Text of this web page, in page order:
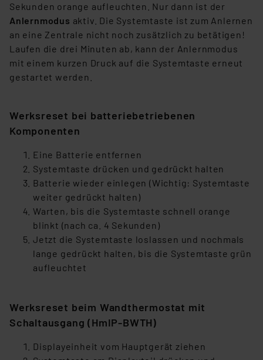
Sekunden orange aufleuchten. Nur dann ist der
Anlernmodus aktiv. Die Systemtaste ist zum Anlernen
an eine Zentrale nicht noch zusätzlich zu betätigen!
Laufen die drei Minuten ab, kann der Anlernmodus
mit einem kurzen Druck auf die Systemtaste erneut
gestartet werden.
Werksreset bei batteriebetriebenen
Komponenten
Eine Batterie entfernen
Systemtaste drücken und gedrückt halten
Batterie wieder einlegen (Wichtig: Systemtaste
weiter gedrückt halten)
Warten, bis die Systemtaste schnell orange
blinkt (nach ca. 4 Sekunden)
Jetzt die Systemtaste loslassen und nochmals
lange gedrückt halten, bis die Systemtaste grün
aufleuchtet
Werksreset beim Wandthermostat mit
Schaltausgang (HmIP-BWTH)
Displayeinheit vom Hauptgerät ziehen